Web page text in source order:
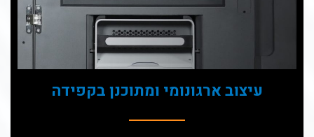
עיצוב ארגונומי ומתוכנן בקפידה